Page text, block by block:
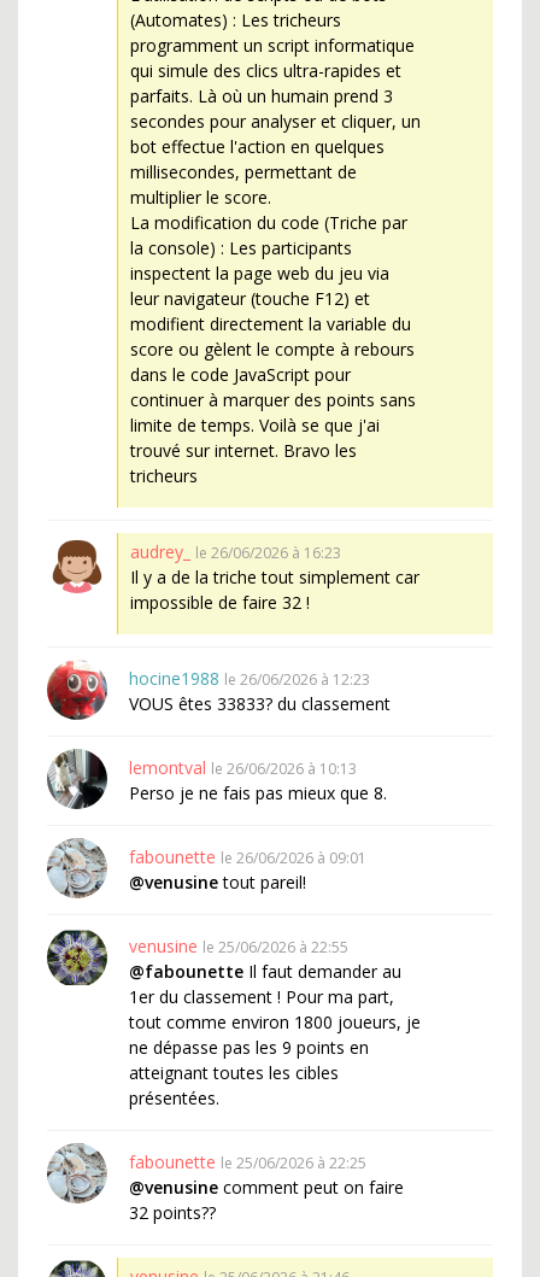
(Automates) : Les tricheurs
programment un script informatique
qui simule des clics ultra-rapides et
parfaits. Là où un humain prend 3
secondes pour analyser et cliquer, un
bot effectue l'action en quelques
millisecondes, permettant de
multiplier le score.
La modification du code (Triche par
la console) : Les participants
inspectent la page web du jeu via
leur navigateur (touche F12) et
modifient directement la variable du
score ou gèlent le compte à rebours
dans le code JavaScript pour
continuer à marquer des points sans
limite de temps. Voilà se que j'ai
trouvé sur internet. Bravo les
tricheurs
audrey_ le 26/06/2026 à 16:23
Il y a de la triche tout simplement car
impossible de faire 32 !
hocine1988 le 26/06/2026 à 12:23
VOUS êtes 33833? du classement
lemontval le 26/06/2026 à 10:13
Perso je ne fais pas mieux que 8.
fabounette le 26/06/2026 à 09:01
@venusinetout pareil!
venusine le 25/06/2026 à 22:55
@fabounette Il faut demander au
1er du classement ! Pour ma part,
tout comme environ 1800 joueurs, je
ne dépasse pas les 9 points en
atteignant toutes les cibles
présentées.
fabounette le 25/06/2026 à 22:25
@venusine comment peut on faire
32 points??